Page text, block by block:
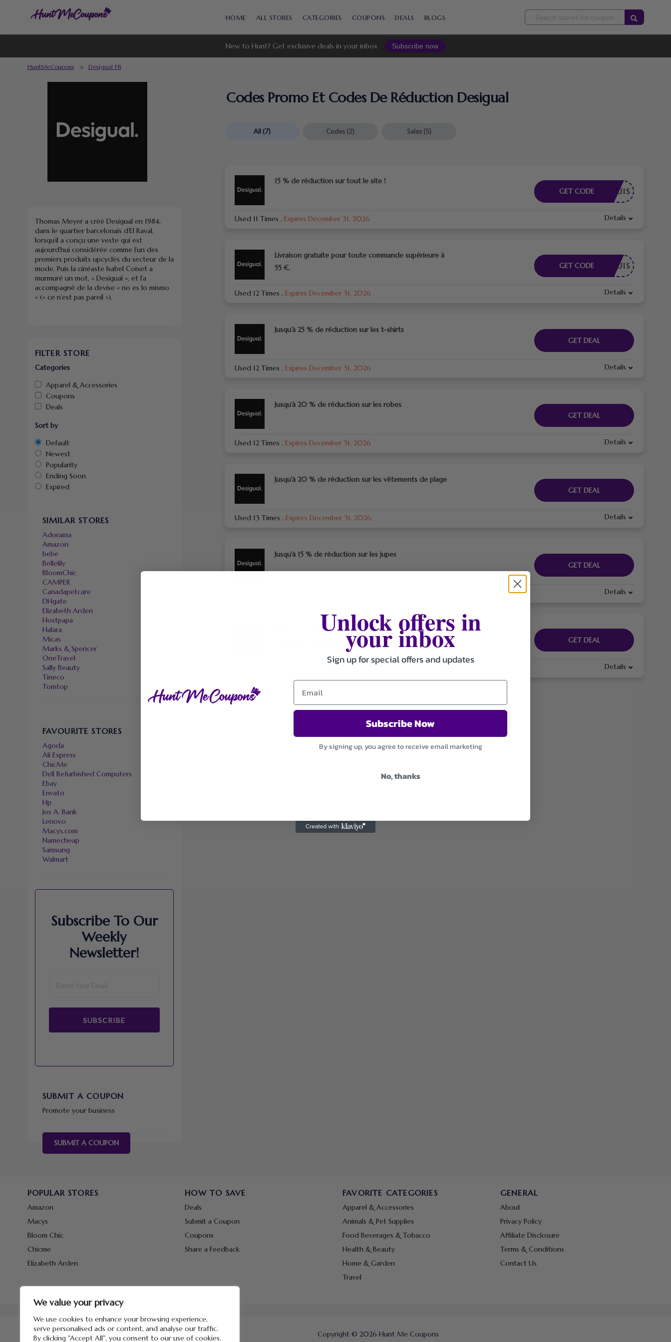
We value your privacy
We use cookies to enhance your browsing experience,
serve personalised ads or content, and analyse our traffic.
By clicking "Accept All", you consent to our use of cookies.
to
HOME ALL STORES CATEGORIES COUPONS DEALS BLOGS
New to Hunt? Get exclusive deals in your inbox Subscribe now
HuntMeCoupons > Desigual FR
Codes Promo Et Codes De Réduction Desigual
All (7) Codes (2) Sales (5)
15 % de réduction sur tout le site !
E REQUIS
GET CODE
Used 11 Times . Expires December 31, 2026 Details
Livraison gratuite pour toute commande supérieure à
55 €.
E REQUIS
GET CODE
Used 12 Times . Expires December 31, 2026 Details
Jusqu’à 25 % de réduction sur les t-shirts
GET DEAL
Used 12 Times . Expires December 31, 2026 Details
Jusqu’à 20 % de réduction sur les robes
GET DEAL
Used 12 Times . Expires December 31, 2026 Details
Jusqu’à 20 % de réduction sur les vêtements de plage
GET DEAL
Used 13 Times . Expires December 31, 2026 Details
Jusqu’à 15 % de réduction sur les jupes
GET DEAL
Details
Inscrivez-vous maintenant et profitez d’offres et de
GET DEAL
Expires December 31, 2026 Details
Thomas Meyer a créé Desigual en 1984,
dans le quartier barcelonais d’El Raval,
lorsqu’il a conçu une veste qui est
aujourd’hui considérée comme l’un des
premiers produits upcyclés du secteur de la
mode. Puis la cinéaste Isabel Coixet a
murmuré un mot, « Desigual », et l’a
accompagné de la devise « no es lo mismo
» (« ce n’est pas pareil »).
FILTER STORE
Categories
Apparel & Accessories
Coupons
Deals
Sort by
Default
Newest
Popularity
Ending Soon
Expired
SIMILAR STORES
Adorama
Amazon
bebe
Bellelily
BloomChic
CAMPER
Canadapetcare
DHgate
Elizabeth Arden
Hostpapa
Halara
Micas
Marks & Spencer
OneTravel
Sally Beauty
Tineco
Tomtop
FAVOURITE STORES
Agoda
Ali Express
ChicMe
Dell Refurbished Computers
Ebay
Envato
Hp
Jos A. Bank
Lenovo
Macys.com
Namecheap
Samsung
Walmart
Subscribe To Our
Weekly
Newsletter!
SUBSCRIBE
SUBMIT A COUPON
Promote your business
SUBMIT A COUPON
POPULAR STORES
Amazon
Macys
Bloom Chic
Chicme
Elizabeth Arden
HOW TO SAVE
Deals
Submit a Coupon
Coupons
Share a Feedback
FAVORITE CATEGORIES
Apparel & Accessories
Animals & Pet Supplies
Food Beverages & Tobacco
Health & Beauty
Home & Garden
Travel
GENERAL
About
Privacy Policy
Affiliate Disclosure
Terms & Conditions
Contact Us
Copyright © 2026 Hunt Me Coupons
Unlock offers in
your inbox
Sign up for special offers and updates
Subscribe Now
By signing up, you agree to receive email marketing
No, thanks